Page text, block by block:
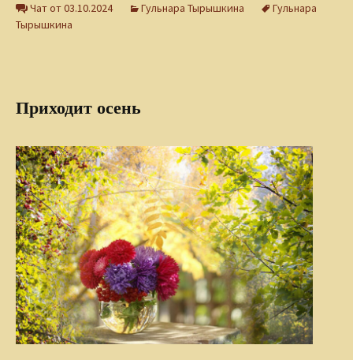
Чат от 03.10.2024 Гульнара Тырышкина
Гульнара
Тырышкина
Приходит осень